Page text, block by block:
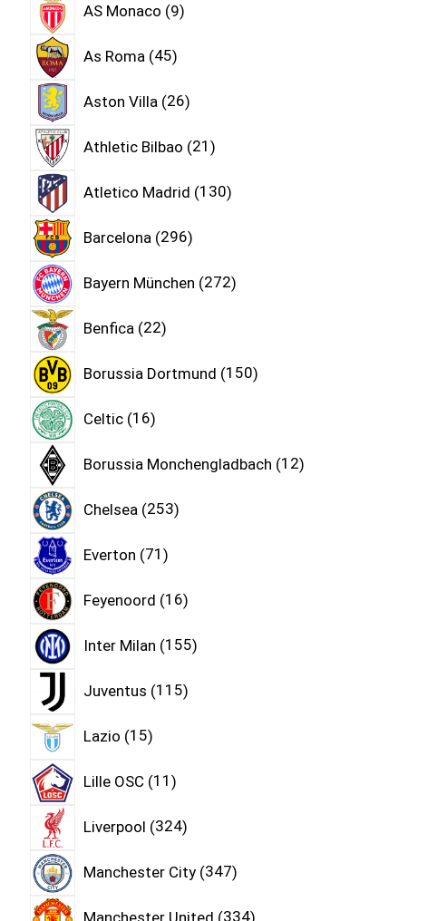
AS Monaco 9
As Roma 45
Aston Villa 26
Athletic Bilbao 21
Atletico Madrid 130
Barcelona 296
Bayern München 272
Benfica 22
Borussia Dortmund 150
Celtic 16
Borussia Monchengladbach 12
Chelsea 253
Everton 71
Feyenoord 16
Inter Milan 155
Juventus 115
Lazio 15
Lille OSC 11
Liverpool 324
Manchester City 347
Manchester United 334